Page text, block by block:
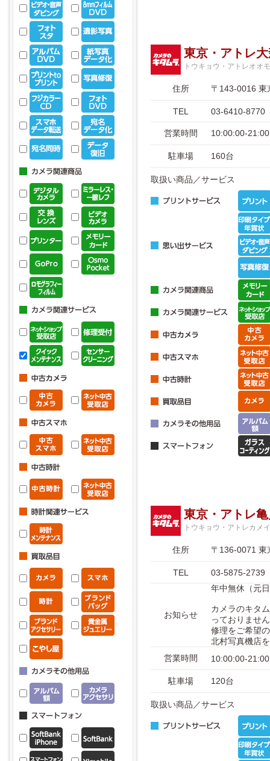
東京・アトレ
トウキョウ・アトレオオ
住所 〒143-0016 東
TEL 03-6410-8770
営業時間 10:00:00-
駐車場 160台
取扱い商品／サービス
東京・アトレ
トウキョウ・アトレカメ
住所 〒136-0071 東
TEL 03-5875-2739
お知らせ
年中無休（元
カメラのキタ
っておりませ
修理をご希望
北村写真機店
営業時間
10:00:00-
駐車場 120台
取扱い商品／サービス